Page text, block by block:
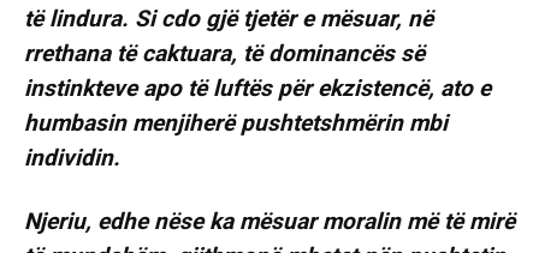
të lindura. Si cdo gjë tjetër e mësuar, në
rrethana të caktuara, të dominancës së
instinkteve apo të luftës për ekzistencë, ato e
humbasin menjiherë pushtetshmërin mbi
individin.
Njeriu, edhe nëse ka mësuar moralin më të mirë